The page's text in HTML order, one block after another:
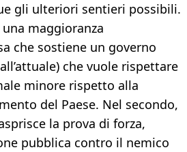
gli ulteriori sentieri possibili.
maggioranza
che sostiene un governo
che vuole rispettare
minore rispetto alla
del Paese. Nel secondo,
la prova di forza,
pubblica contro il nemico